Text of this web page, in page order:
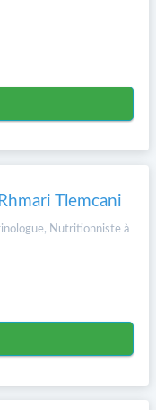
Tlemcani
Nutritionniste à